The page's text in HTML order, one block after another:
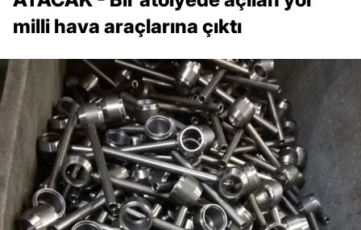
milli hava araçlarına çıktı